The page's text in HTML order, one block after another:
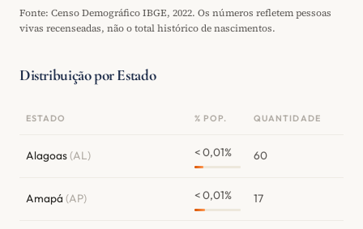
Fonte: Censo Demográfico IBGE, 2022. Os números refletem pessoas
vivas recenseadas, não o total histórico de nascimentos.
Distribuição por Estado
ESTADO % POP. QUANTIDADE
Alagoas(AL) < 0,01% 60
Amapá (AP) < 0,01% 17